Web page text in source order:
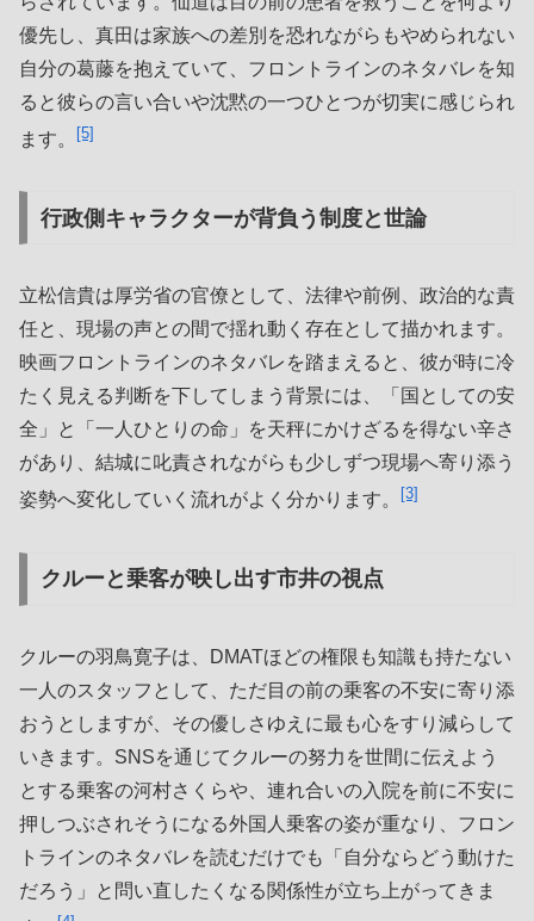
優先し、真田は家族への差別を恐れながらもやめられない
自分の葛藤を抱えていて、フロントラインのネタバレを知
ると彼らの言い合いや沈黙の一つひとつが切実に感じられ
ます。
[5]
行政側キャラクターが背負う制度と世論
立松信貴は厚労省の官僚として、法律や前例、政治的な責
任と、現場の声との間で揺れ動く存在として描かれます。
映画フロントラインのネタバレを踏まえると、彼が時に冷
たく見える判断を下してしまう背景には、「国としての安
全」と「一人ひとりの命」を天秤にかけざるを得ない辛さ
があり、結城に叱責されながらも少しずつ現場へ寄り添う
姿勢へ変化していく流れがよく分かります。
[3]
クルーと乗客が映し出す市井の視点
クルーの羽鳥寛子は、DMATほどの権限も知識も持たない
一人のスタッフとして、ただ目の前の乗客の不安に寄り添
おうとしますが、その優しさゆえに最も心をすり減らして
いきます。SNSを通じてクルーの努力を世間に伝えよう
とする乗客の河村さくらや、連れ合いの入院を前に不安に
押しつぶされそうになる外国人乗客の姿が重なり、フロン
トラインのネタバレを読むだけでも「自分ならどう動けた
だろう」と問い直したくなる関係性が立ち上がってきま